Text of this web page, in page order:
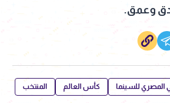
وعمق.
المصري للسينما كأس العالم المنتخب